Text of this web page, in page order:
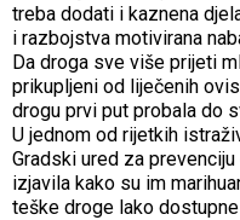
treba dodati i kaznena
i razbojstva motivirana
Da droga sve više prijeti
prikupljeni od liječenih
drogu prvi put probala do
U jednom od rijetkih
Gradski ured za
izjavila kako su im
teške droge lako